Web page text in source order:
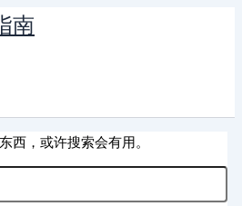
南
西，或许搜索会有用。